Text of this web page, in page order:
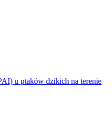
u ptaków dzikich na terenie